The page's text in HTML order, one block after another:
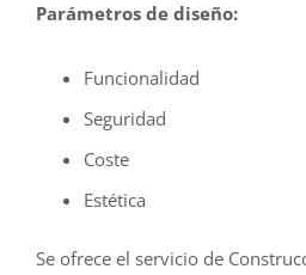
Parámetros de diseño:
Funcionalidad
Seguridad
Coste
Estética
Se ofrece el servicio de